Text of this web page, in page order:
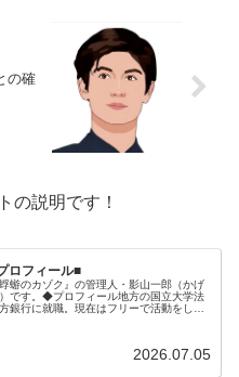
の確
の説明です！
ロフィール■
蝣のカゾク』の管理人・影山一郎（かげ
です。◆プロフィール地方の国立大学法
銀行に就職。現在はフリーで活動をして
2026.07.05